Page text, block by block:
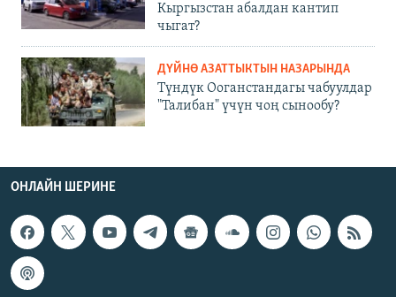
Кыргызстан абалдан кантип
чыгат?
ДҮЙНӨ АЗАТТЫКТЫН НАЗАРЫНДА
Түндүк Ооганстандагы чабуулдар
"Талибан" үчүн чоң сынообу?
ОНЛАЙН ШЕРИНЕ